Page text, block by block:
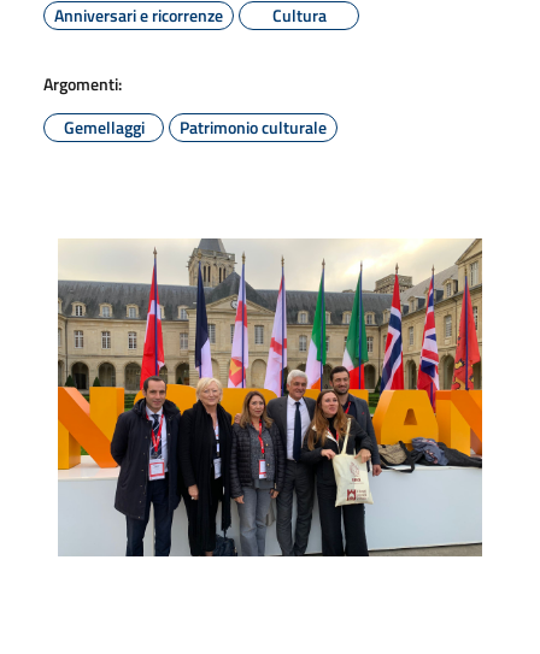
Anniversari e ricorrenze
Cultura
Argomenti:
Gemellaggi
Patrimonio culturale